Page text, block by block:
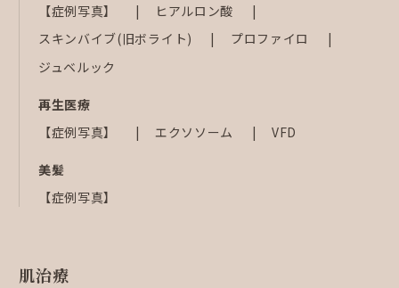
【症例写真】
ヒアルロン酸
スキンバイブ(旧ボライト)
プロファイロ
ジュベルック
再生医療
【症例写真】
エクソソーム VFD
美髪
【症例写真】
肌治療